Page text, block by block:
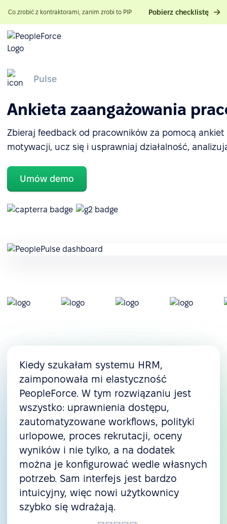
Co zrobić z kontraktorami, zanim zrobi to PIP Pobierz checklistę
Pulse
Ankieta zaangażowania
Zbieraj feedback od pracowników za pomocą
motywacji, ucz się i usprawniaj działalność,
Umów demo
Kiedy szukałam systemu HRM,
zaimponowała mi elastyczność
PeopleForce. W tym rozwiązaniu jest
wszystko: uprawnienia dostępu,
zautomatyzowane workflows, polityki
urlopowe, proces rekrutacji, oceny
wyników i nie tylko, a na dodatek
można je konfigurować wedle własnych
potrzeb. Sam interfejs jest bardzo
intuicyjny, więc nowi użytkownicy
szybko się wdrażają.